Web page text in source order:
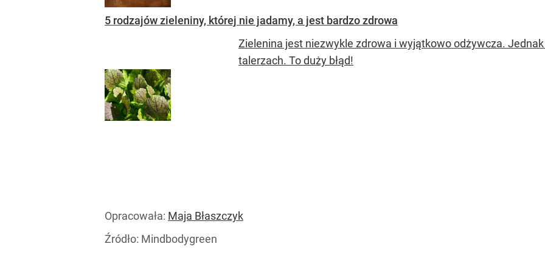
5 rodzajów zieleniny, której nie jadamy, a jest bardzo zdrowa
Zielenina jest niezwykle zdrowa i wyjątkowo odżywcza.
talerzach. To duży błąd!
Opracowała: Maja Błaszczyk
Źródło: Mindbodygreen